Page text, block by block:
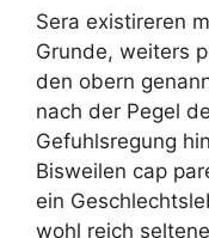
Sera existireren
Grunde, weiters
den obern
nach der Pegel
Gefuhlsregung
Bisweilen cap
ein
wohl reich